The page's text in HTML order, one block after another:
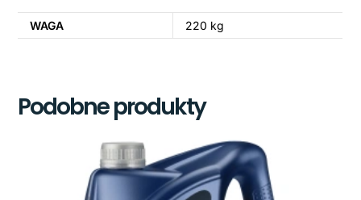
WAGA 220 kg
Podobne produkty